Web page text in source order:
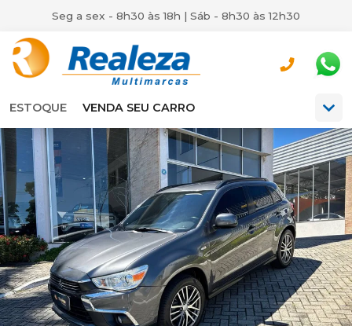
Seg a sex - 8h30 às 18h | Sáb - 8h30 às 12h30
ESTOQUE VENDA SEU CARRO